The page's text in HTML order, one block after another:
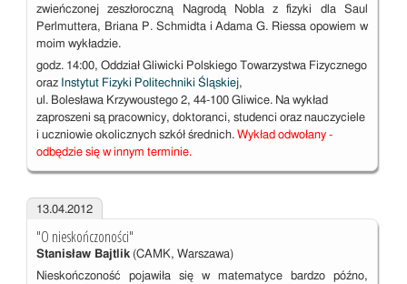
zwieńczonej zeszłoroczną Nagrodą Nobla z fizyki dla Saul
Perlmuttera, Briana P. Schmidta i Adama G. Riessa opowiem w
moim wykładzie.
godz. 14:00, Oddział Gliwicki Polskiego Towarzystwa Fizycznego
orazInstytut Fizyki Politechniki Śląskiej,
ul. Bolesława Krzywoustego 2, 44-100 Gliwice. Na wykład
zaproszeni są pracownicy, doktoranci, studenci oraz nauczyciele
i uczniowie okolicznych szkół średnich. Wykład odwołany -
odbędzie się w innym terminie.
13.04.2012
"O nieskończoności"
Stanisław Bajtlik(CAMK, Warszawa)
Nieskończoność pojawiła się w matematyce bardzo późno,